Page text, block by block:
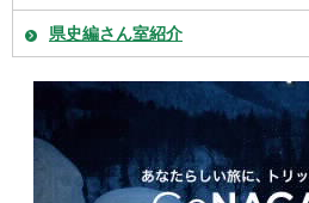
県史編さん室紹介